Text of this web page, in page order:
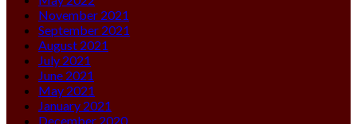
November 2021
September 2021
August 2021
July 2021
June 2021
May 2021
January 2021
December 2020